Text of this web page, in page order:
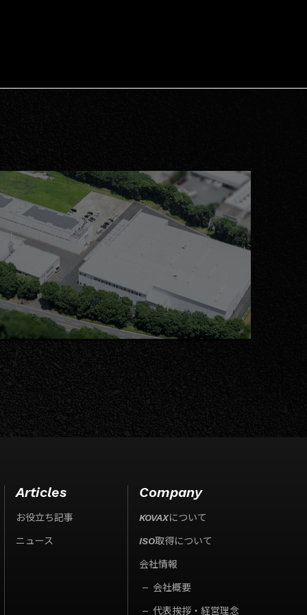
Articles
お役立ち記事
ニュース
Company
KOVAXについて
ISO取得について
会社情報
会社概要
代表挨拶・経営理念